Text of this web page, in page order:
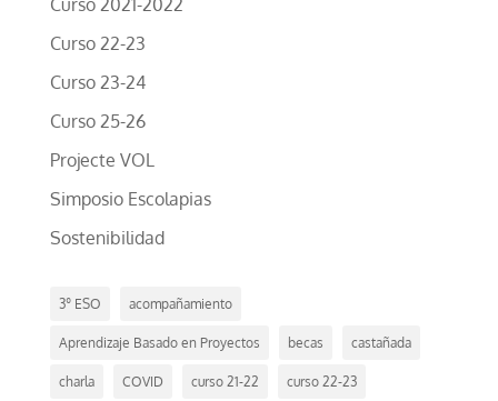
Curso 2021-2022
Curso 22-23
Curso 23-24
Curso 25-26
Projecte VOL
Simposio Escolapias
Sostenibilidad
3º ESO acompañamiento
Aprendizaje Basado en Proyectos becas castañada
charla COVID curso 21-22 curso 22-23